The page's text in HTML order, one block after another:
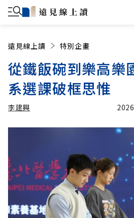
遠見線上讀 特別企畫
從鐵飯碗到樂高樂
系選課破框思惟
李建興
加入追蹤